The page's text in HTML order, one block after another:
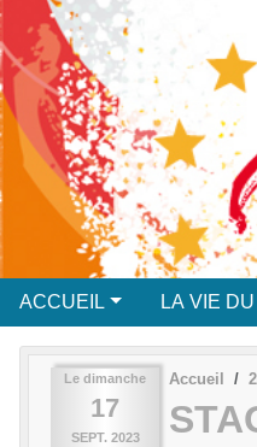
ACCUEIL LA VIE
Le dimanche
17
SEPT. 2023
Accueil